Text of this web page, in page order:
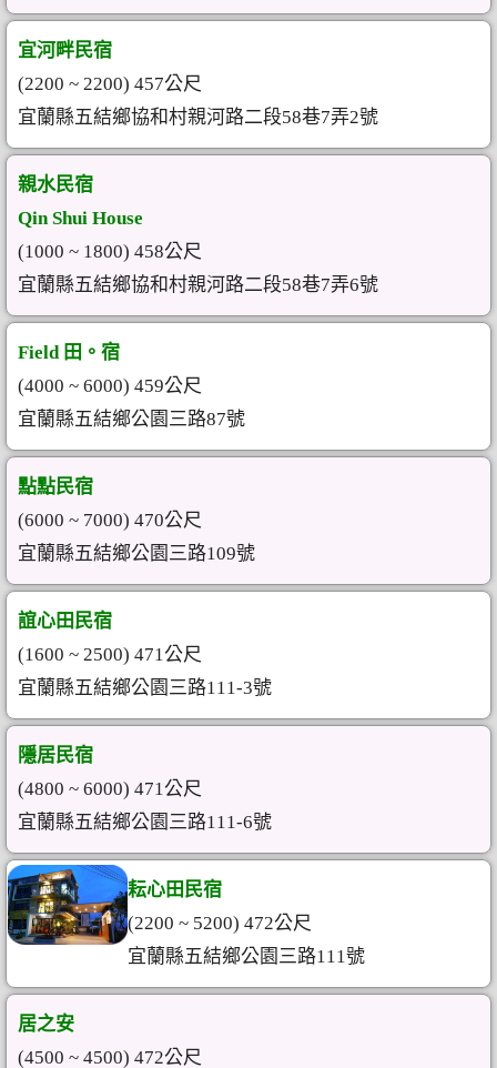
宜河畔民宿
(2200 ~ 2200) 457公尺
宜蘭縣五結鄉協和村親河路二段58巷7弄2號
親水民宿
Qin Shui House
(1000 ~ 1800) 458公尺
宜蘭縣五結鄉協和村親河路二段58巷7弄6號
Field 田。宿
(4000 ~ 6000) 459公尺
宜蘭縣五結鄉公園三路87號
點點民宿
(6000 ~ 7000) 470公尺
宜蘭縣五結鄉公園三路109號
誼心田民宿
(1600 ~ 2500) 471公尺
宜蘭縣五結鄉公園三路111-3號
隱居民宿
(4800 ~ 6000) 471公尺
宜蘭縣五結鄉公園三路111-6號
耘心田民宿
(2200 ~ 5200) 472公尺
宜蘭縣五結鄉公園三路111號
居之安
(4500 ~ 4500) 472公尺